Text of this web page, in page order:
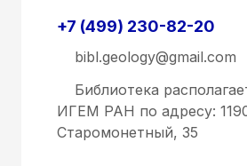
+7 (499) 230-82-20
bibl.geology@gmail.com
Библиотека
ИГЕМ РАН по адресу:
Старомонетный, 35